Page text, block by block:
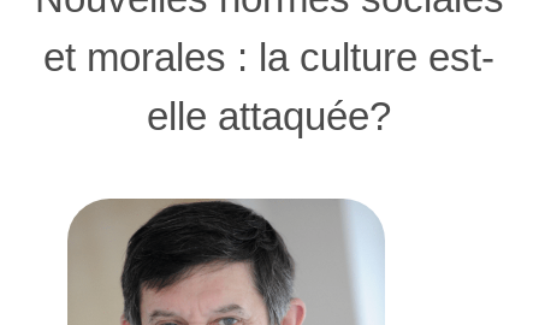
et morales : la culture est-
elle attaquée?